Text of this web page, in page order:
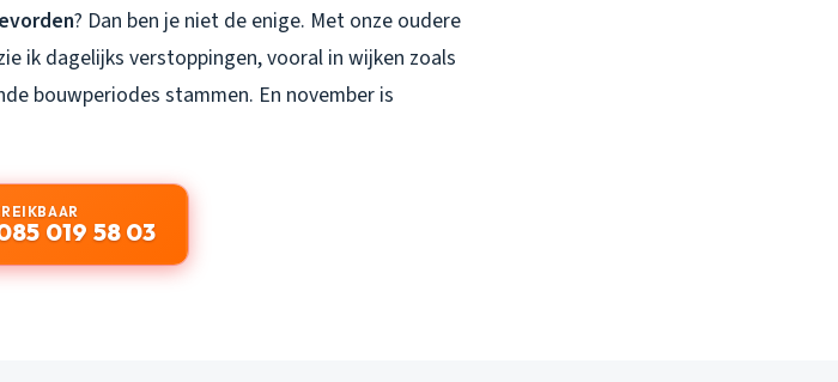
? Dan ben je niet de enige. Met onze oudere
ik dagelijks verstoppingen, vooral in wijken zoals
bouwperiodes stammen. En november is
019 58 03